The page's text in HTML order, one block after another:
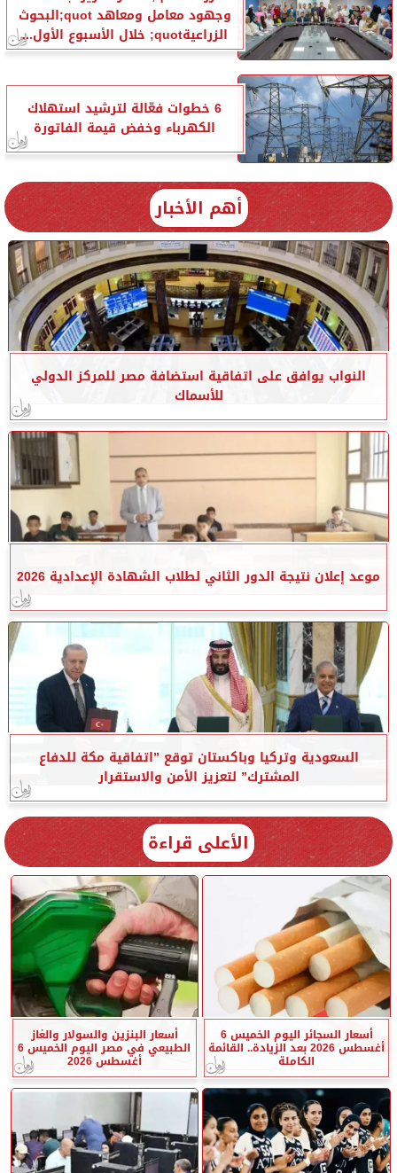
وجهود معامل ومعاهد quot;البحوث
الزراعيةquot; خلال الأسبوع الأول...
6 خطوات فعّالة لترشيد استهلاك
الكهرباء وخفض قيمة الفاتورة
أهم الأخبار
النواب يوافق على اتفاقية استضافة مصر للمركز الدولي
للأسماك
موعد إعلان نتيجة الدور الثاني لطلاب الشهادة الإعدادية 2026
السعودية وتركيا وباكستان توقع ”اتفاقية مكة للدفاع
المشترك” لتعزيز الأمن والاستقرار
الأعلى قراءة
أسعار السجائر اليوم الخميس 6
أغسطس 2026 بعد الزيادة.. القائمة
الكاملة
أسعار البنزين والسولار والغاز
الطبيعي في مصر اليوم الخميس 6
أغسطس 2026